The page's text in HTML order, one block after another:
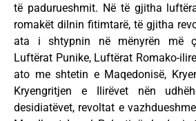
të padurueshmit. Në të gjitha
romakët dilnin fitimtarë, të gjitha
ata i shtypnin në mënyrën më
Luftërat Punike, Luftërat Romako-
ato me shtetin e Maqedonisë,
Kryengritjen e Ilirëvet nën
desidiatëvet, revoltat e